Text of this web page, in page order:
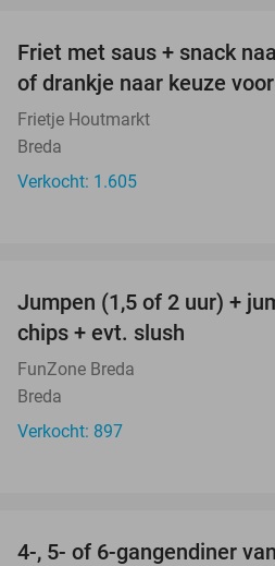
Friet met saus + snack
of drankje naar keuze
Frietje Houtmarkt
Breda
Verkocht: 1.605
Jumpen (1,5 of 2 uur) +
chips + evt. slush
FunZone Breda
Breda
Verkocht: 897
4-, 5- of 6-gangendiner